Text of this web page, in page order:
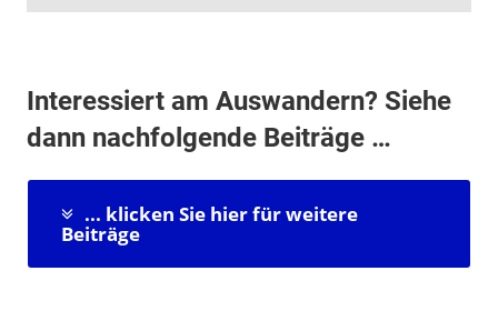
Interessiert am Auswandern? Siehe
dann nachfolgende Beiträge …
... klicken Sie hier für weitere
Beiträge